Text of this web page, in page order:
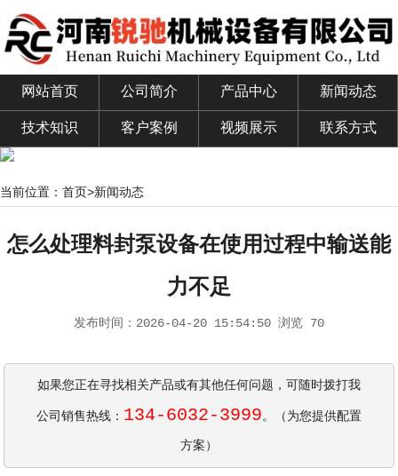
网站首页 公司简介 产品中心 新闻动态
技术知识 客户案例 视频展示 联系方式
当前位置： 首页>新闻动态
怎么处理料封泵设备在使用过程中输送能
力不足
发布时间： 2026-04-20 15:54:50浏览 70
如果您正在寻找相关产品或有其他任何问题，可随时拨打我
公司销售热线： 134-6032-3999。（为您提供配置
方案）